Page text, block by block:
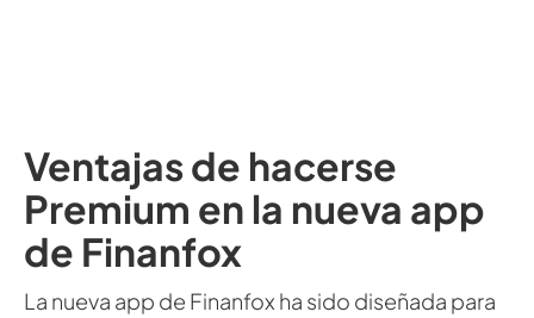
Ventajas de hacerse
Premium en la nueva app
de Finanfox
La nueva app de Finanfox ha sido diseñada para